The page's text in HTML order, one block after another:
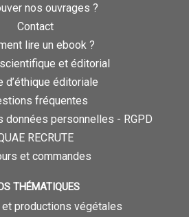
nos ouvrages ?
Contact
lire un ebook ?
et éditorial
d’éthique éditoriale
fréquentes
données personnelles - RGPD
RECRUTE
et commandes
THÉMATIQUES
productions végétales